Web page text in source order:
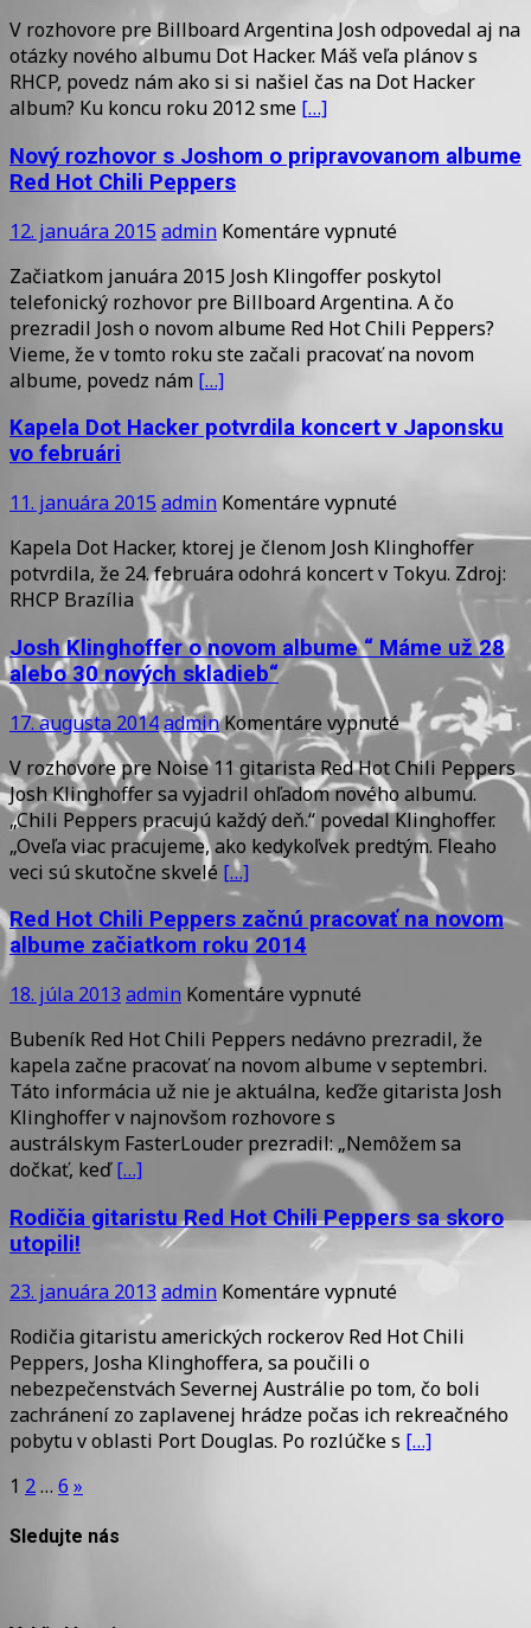
Hot
Chili
Peppers
album
Dot
Hacker
V rozhovore pre Billboard Argentina Josh odpovedal aj na
otázky nového albumu Dot Hacker. Máš veľa plánov s
RHCP, povedz nám ako si si našiel čas na Dot Hacker
album? Ku koncu roku 2012 sme […]
Nový rozhovor s Joshom o pripravovanom albume
Red Hot Chili Peppers
12. januára 2015 admin Komentáre vypnuténa
rozhovor
s
Joshom
o
Red
Začiatkom januára 2015 Josh Klingoffer poskytol
telefonický rozhovor pre Billboard Argentina. A čo
prezradil Josh o novom albume Red Hot Chili Peppers?
Vieme, že v tomto roku ste začali pracovať na novom
albume, povedz nám […]
Kapela Dot Hacker potvrdila koncert v Japonsku
vo februári
11. januára 2015 admin Komentáre vypnuténa
Dot
Hacker
potvrdila
v
Japonsku
vo
februári
Kapela Dot Hacker, ktorej je členom Josh Klinghoffer
potvrdila, že 24. februára odohrá koncert v Tokyu. Zdroj:
RHCP Brazília
Josh Klinghoffer o novom albume “ Máme už 28
alebo 30 nových skladieb“
17. augusta 2014adminKomentáre vypnuténa
Josh
Klinghoffer
o
novom
albume
Máme
už
nových
skladieb“
V rozhovore pre Noise 11 gitarista Red Hot Chili Peppers
Josh Klinghoffer sa vyjadril ohľadom nového albumu.
„Chili Peppers pracujú každý deň.“ povedal Klinghoffer.
„Oveľa viac pracujeme, ako kedykoľvek predtým. Fleaho
veci sú skutočne skvelé […]
Red Hot Chili Peppers začnú pracovať na novom
albume začiatkom roku 2014
18. júla 2013 admin Komentáre vypnuté
Hot
Chili
Peppers
pracovať
na
novom
albume
začiatkom
roku
2014
Bubeník Red Hot Chili Peppers nedávno prezradil, že
kapela začne pracovať na novom albume v septembri.
Táto informácia už nie je aktuálna, keďže gitarista Josh
Klinghoffer v najnovšom rozhovore s
austrálskym FasterLouder prezradil: „Nemôžem sa
dočkať, keď[…]
Rodičia gitaristu Red Hot Chili Peppers sa skoro
utopili!
23. januára 2013 admin Komentáre vypnuténa
gitaristu
Hot
Chili
Peppers
Rodičia gitaristu amerických rockerov Red Hot Chili
Peppers, Josha Klinghoffera, sa poučili o
nebezpečenstvách Severnej Austrálie po tom, čo boli
zachránení zo zaplavenej hrádze počas ich rekreačného
pobytu v oblasti Port Douglas. Po rozlúčke s […]
Stránkovanie
príspevkov
1 2… 6 »
Sledujte nás